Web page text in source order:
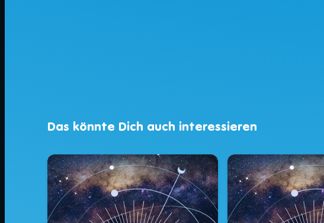
Das könnte Dich auch interessieren